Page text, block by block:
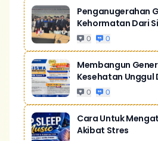
Penganugerahan
Kehormatan Dari
0 0
Membangun
Kesehatan Unggul
0 0
Cara Untuk
Akibat Stres